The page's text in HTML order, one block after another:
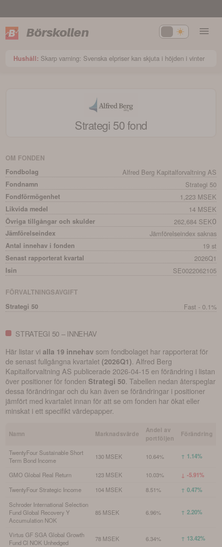
Börskollen
Hushåll: Skarp varning: Svenska elpriser kan skjuta i höjden i vinter
Strategi 50fond
OM FONDEN
Fondbolag
Alfred Berg Kapitalforvaltning AS
Fondnamn Strategi 50
Fondförmögenhet 1,223 MSEK
Likvida medel 14 MSEK
Övriga tillgångar och skulder 262,684 SEK0
Jämförelseindex Jämförelseindex saknas
Antal innehav i fonden 19 st
Senast rapporterat kvartal 2026Q1
Isin SE0022062105
FÖRVALTNINGSAVGIFT
Strategi 50
Fast - 0.1%
STRATEGI 50 – INNEHAV
Här listar vialla 19 innehav som fondbolaget har rapporterat för
de senast fullgångna kvartalet (2026Q1) Alfred Berg
Kapitalforvaltning AS publicerade 2026-04-15 en förändring i listan
över positioner för fonden Strategi 50 . Tabellen nedan återspeglar
dessa förändringar och du kan även se förändringar i positioner
jämfört med kvartalet innan för att se om fonden har ökat eller
minskat i ett specifikt värdepapper.
Namn Marknadsvärde
Andel av
portföljen
Förändring
TwentyFour Sustainable Short
Term Bond Income
130 MSEK 10.64% ↑ 1.14%
GMO Global Real Return 123 MSEK 10.03% ↓ -5.91%
TwentyFour Strategic Income 104 MSEK 8.51% ↑ 0.47%
Schroder International Selection
Fund Global Recovery Y
Accumulation NOK
85 MSEK 6.96% ↑ 2.20%
Virtus GF SGA Global Growth
Fund Cl NOK Unhedged
78 MSEK 6.34% ↑ 13.42%